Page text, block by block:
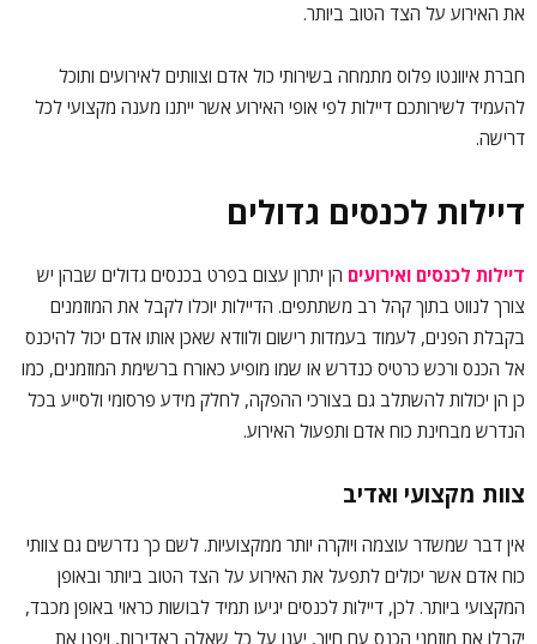
את האירוע על הצד הטוב ביותר.
חברת איוונטו פלוס מתמחה בשירותי כול אדם וצוותים לאירועים ותוכל
להעמיד לשירותכם דיילות לפי אופי האירוע אשר ייתנו מענה מקצועי לכל
דרישה.
דיילות לכנסים גדולים
דיילות לכנסים ואירועים הן יתרון עצום בפרט בכנסים גדולים שבהן יש
צורך לנווט בתוך קהל רב משתתפים. הדיילות יוכלו לקבל את המוזמנים
בקבלת הפנים, לעמוד בעמדות רישום ולוודא שאכן אותו אדם יכול להיכנס
אל הכנס ורכש כרטיס כנדרש או שמו מופיע כאורח ברשימת המוזמנים, כמו
כן הן יכולות להשתלב גם בצורכי ההפקה, לחלק מידע פרסומי ולסייע בכל
הנדרש מבחינת כוח אדם ותפעול האירוע.
צוות מקצועי ואדיב
אין דבר שמשדר עוצמה ויוקרה יותר ממקצועיות. לשם כך נדרשים גם צוותי
כוח אדם אשר יכולים לתפעל את האירוע על הצד הטוב ביותר ובאופן
המקצועי ביותר. לכן, דיילות לכנסים יגיעו תמיד לבושות כראוי באופן מכבד,
יקבלו את מוזמני הכנס עם חיוך, יענו על כל שאלה באדיבות, ויפנו את